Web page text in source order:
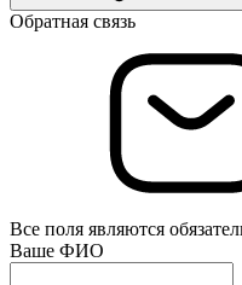
Обратная связь
Все поля являются
Ваше ФИО